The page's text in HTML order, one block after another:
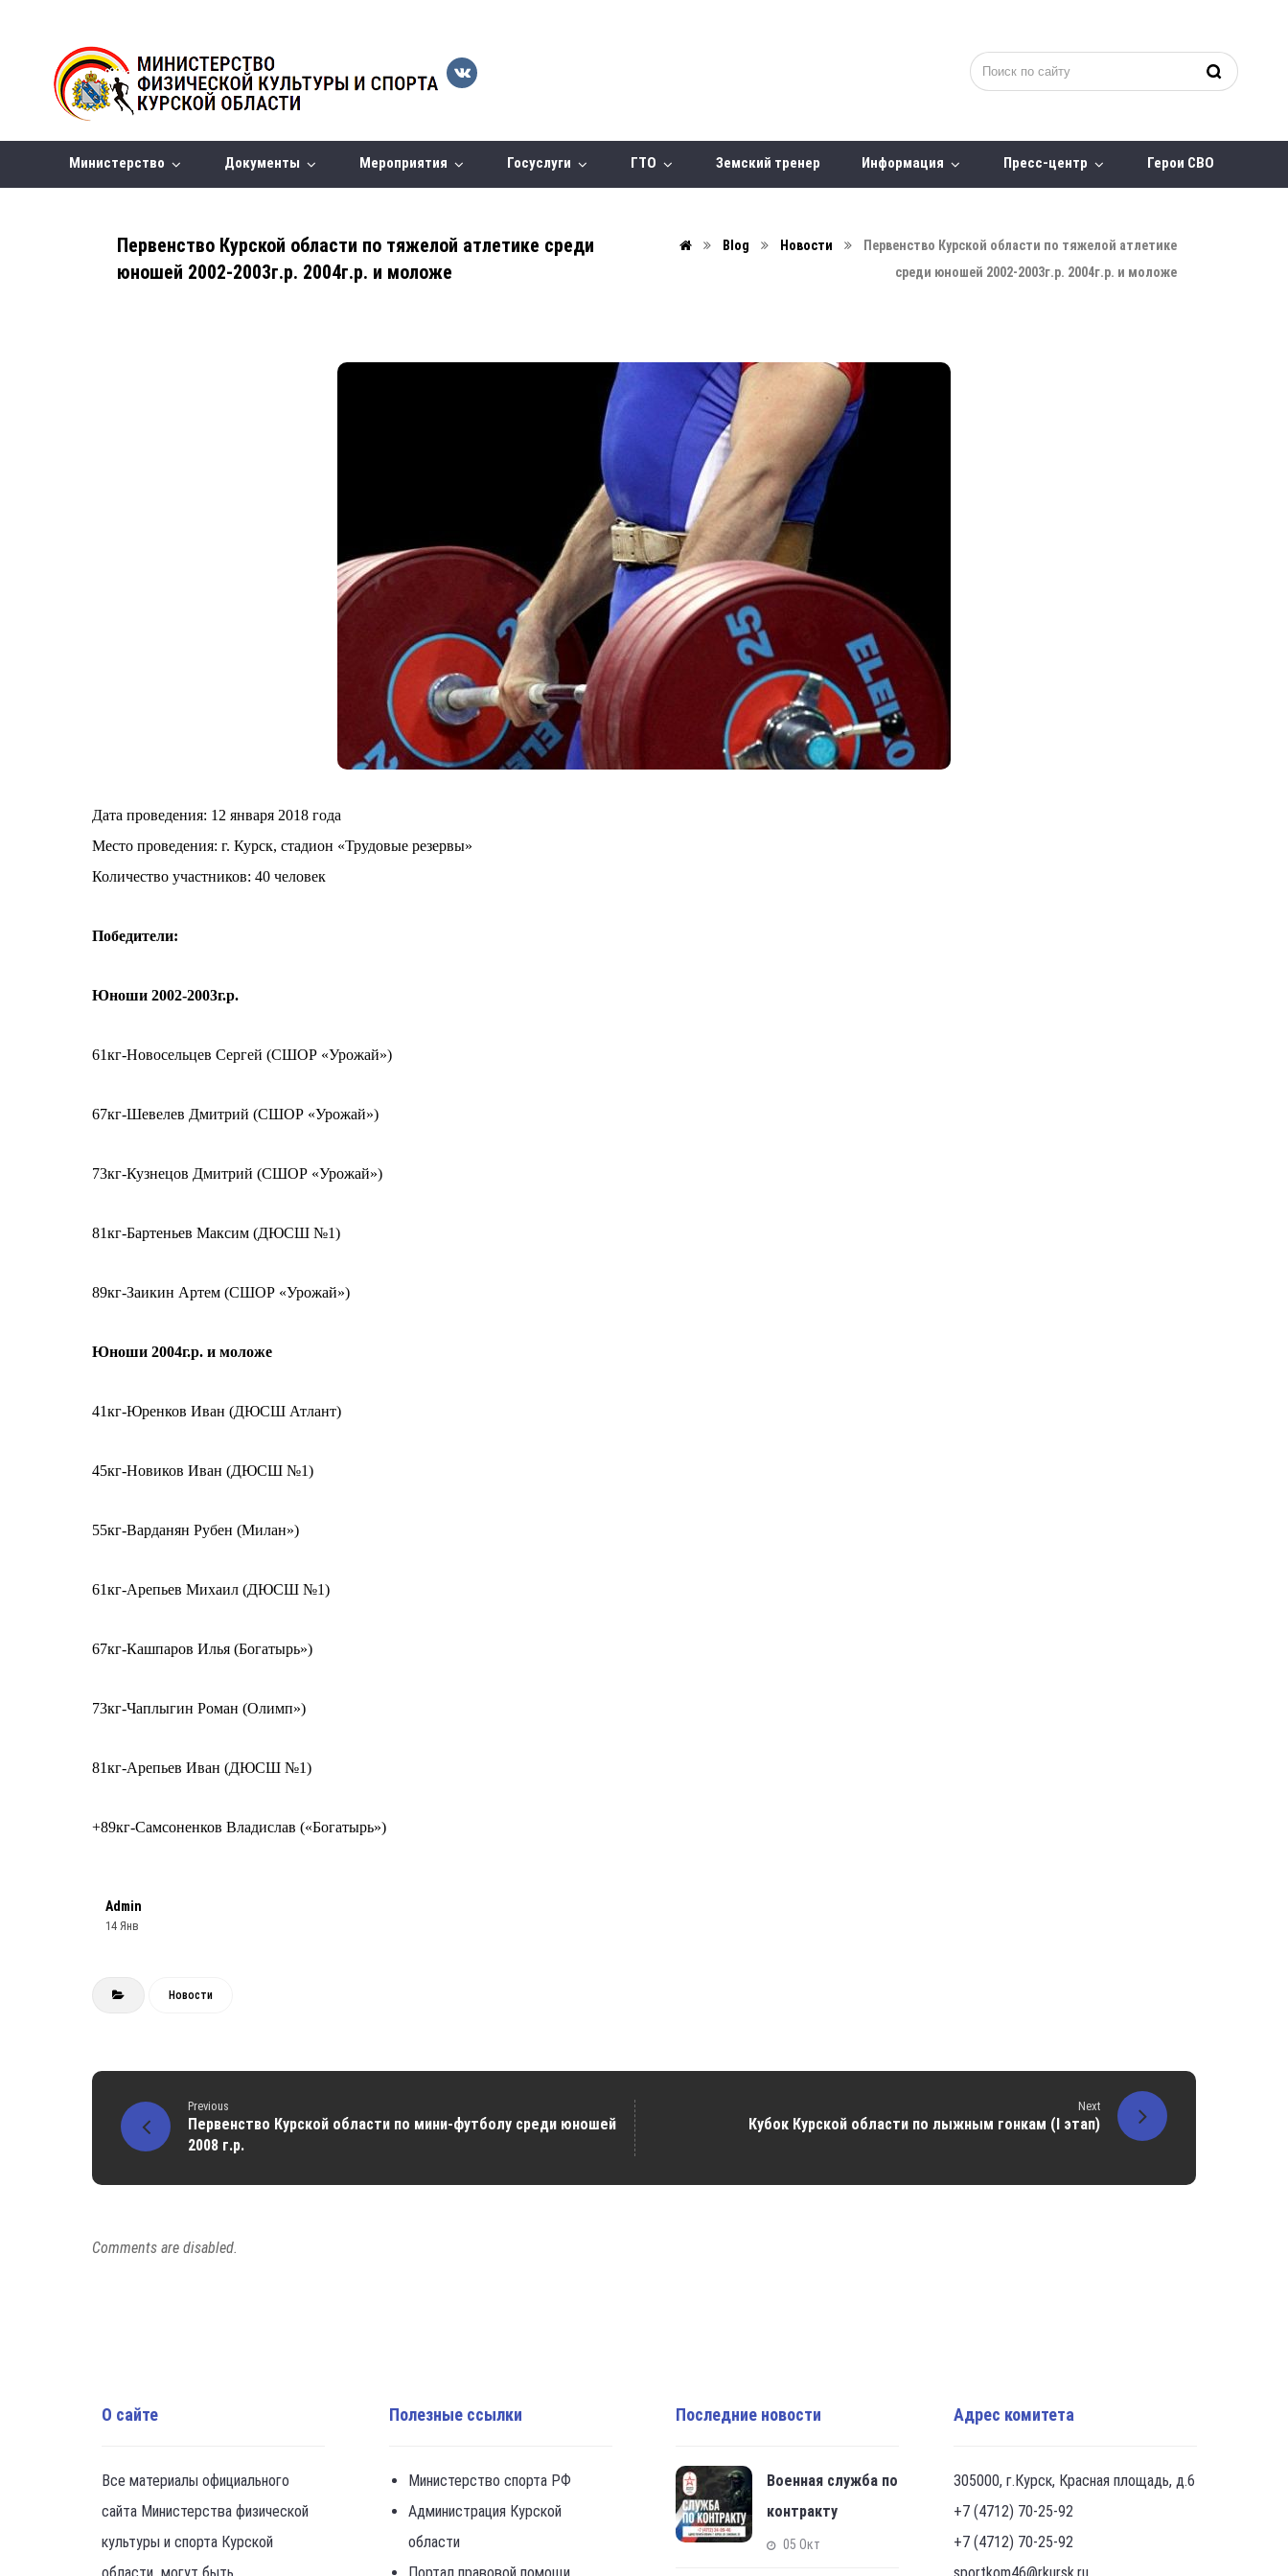
Министерство Документы Мероприятия Госуслуги ГТО Земский тренер Информация Пресс-центр Герои СВО
Первенство Курской области по тяжелой атлетике среди
юношей 2002-2003г.р. 2004г.р. и моложе
Blog Новости
Первенство Курской области по тяжелой атлетике
среди юношей 2002-2003г.р. 2004г.р. и моложе
Дата проведения: 12 января 2018 года
Место проведения: г. Курск, стадион «Трудовые резервы»
Количество участников: 40 человек
Победители:
Юноши 2002-2003г.р.
61кг-Новосельцев Сергей (СШОР «Урожай»)
67кг-Шевелев Дмитрий (СШОР «Урожай»)
73кг-Кузнецов Дмитрий (СШОР «Урожай»)
81кг-Бартеньев Максим (ДЮСШ №1)
89кг-Заикин Артем (СШОР «Урожай»)
Юноши 2004г.р. и моложе
41кг-Юренков Иван (ДЮСШ Атлант)
45кг-Новиков Иван (ДЮСШ №1)
55кг-Варданян Рубен (Милан»)
61кг-Арепьев Михаил (ДЮСШ №1)
67кг-Кашпаров Илья (Богатырь»)
73кг-Чаплыгин Роман (Олимп»)
81кг-Арепьев Иван (ДЮСШ №1)
+89кг-Самсоненков Владислав («Богатырь»)
Admin
14 Янв
Новости
Previous
Первенство Курской области по мини-футболу среди юношей
2008 г.р.
Next
Кубок Курской области по лыжным гонкам (I этап)
Comments are disabled.
О сайте
Все материалы официального
сайта Министерства физической
культуры и спорта Курской
Полезные ссылки
Министерство спорта РФ
Администрация Курской
области
Последние новости
Военная служба по
контракту
05 Окт
Адрес комитета
305000, г.Курск, Красная площадь, д.6
+7 (4712) 70-25-92
+7 (4712) 70-25-92